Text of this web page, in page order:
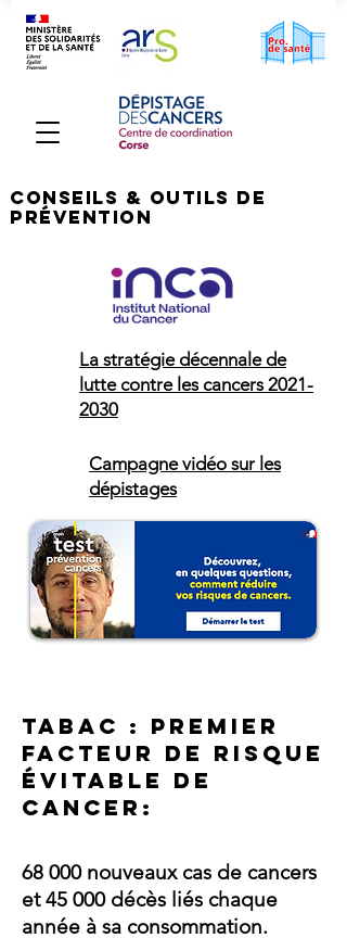
conseils & outils de
Prévention
La stratégie décennale de
lutte contre les cancers 2021-
2030
Campagne vidéo sur les
dépistages
Tabac : PREMIER
FACTEUR DE RISQUE
ÉVITABLE DE
Cancer:
68 000 nouveaux cas de cancers
et 45 000 décès liés chaque
année à sa consommation.